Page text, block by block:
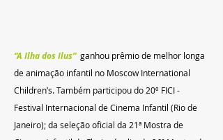
“A Ilha dos Ilus”
  ganhou prêmio de melhor longa
de animação infantil no Moscow International
Children’s. Também participou do 20º FICI -
Festival Internacional de Cinema Infantil (Rio de
Janeiro); da seleção oficial da 21ª Mostra de